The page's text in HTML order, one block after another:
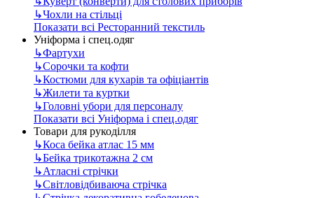
↳Чохли на стільці
Показати всі Ресторанний текстиль
Уніформа і спец.одяг
↳Фартухи
↳Сорочки та кофти
↳Костюми для кухарів та офіціантів
↳Жилети та куртки
↳Головні убори для персоналу
Показати всі Уніформа і спец.одяг
Товари для рукоділля
↳Коса бейка атлас 15 мм
↳Бейка трикотажна 2 см
↳Атласні стрічки
↳Світловідбиваюча стрічка